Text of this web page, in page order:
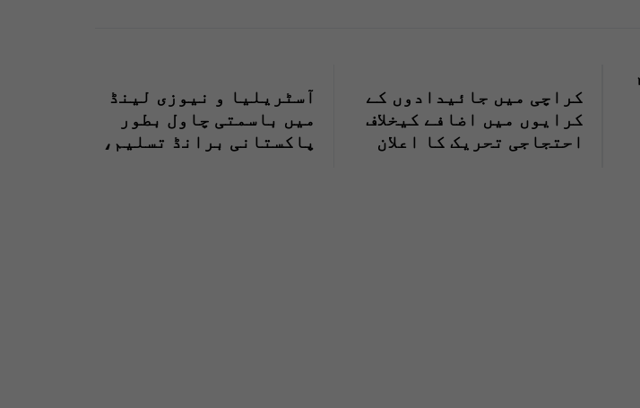
کراچی میں جائیدادوں کے
کرایوں میں اضافے کیخلاف
احتجاجی تحریک کا اعلان
آسٹریلیا و نیوزی لینڈ
میں باسمتی چاول بطور
پاکستانی برانڈ تسلیم،